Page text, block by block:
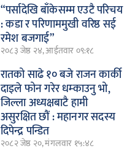
“पर्सादेखि बाँकेसम्म एउटै परिचय
: कडा र परिणाममुखी वरिष्ठ सई
रमेश बजगाई”
२०८३ जेष्ठ २४, आईतवार ०९:१८
रातको साढे १० बजे राजन कार्की
दाइले फोन गरेर धम्काउनु भो,
जिल्ला अध्यक्षबाटै हामी
असुरक्षित छौं : महानगर सदस्य
दिपेन्द्र पन्डित
२०८२ जेष्ठ २०, मंगलवार १५:४८